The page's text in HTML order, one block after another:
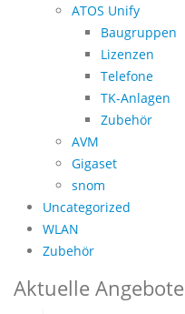
ATOS Unify
Baugruppen
Lizenzen
Telefone
TK-Anlagen
Zubehör
AVM
Gigaset
snom
Uncategorized
WLAN
Zubehör
Aktuelle Angebote